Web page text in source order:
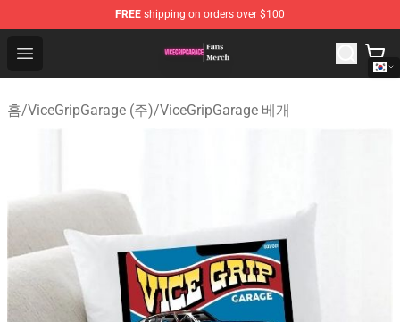
FREE shipping on orders over $100
Open menu
ViceGripGarage Store - Official ViceGripGarage
홈/ViceGripGarage (주)/ViceGripGarage 베개